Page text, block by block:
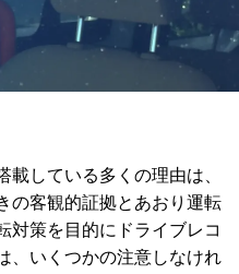
している多くの理由は、
の客観的証拠とあおり運転
対策を目的にドライブレコ
、いくつかの注意しなけれ